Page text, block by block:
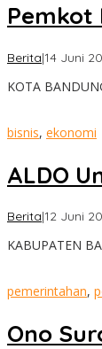
Pemkot
Berita|14 Juni
KOTA
bisnis, ekonomi
ALDO
Berita|12 Juni
KABUPATEN
pemerintahan,
Ono